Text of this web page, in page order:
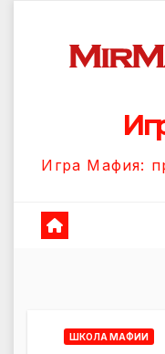
содержанию
Игра Мафия:
ШКОЛА МАФИИ